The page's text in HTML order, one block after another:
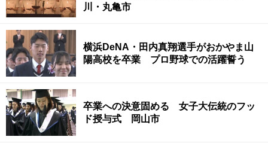
川・丸亀市
横浜DeNA・田内真翔選手がおかやま山
陽高校を卒業 プロ野球での活躍誓う
卒業への決意固める 女子大伝統のフッ
ド授与式 岡山市